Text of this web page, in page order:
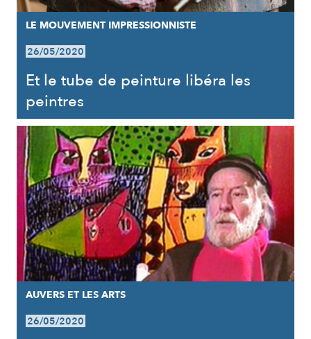
LE MOUVEMENT IMPRESSIONNISTE
26/05/2020
Et le tube de peinture libéra les
peintres
AUVERS ET LES ARTS
26/05/2020